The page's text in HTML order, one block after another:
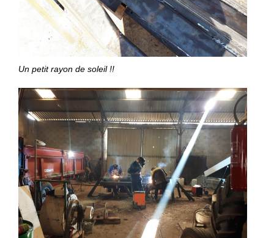
Un petit rayon de soleil !!